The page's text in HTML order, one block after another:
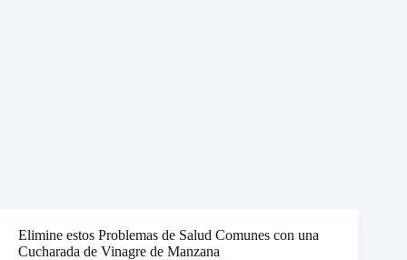
Elimine estos Problemas de Salud Comunes con una
Cucharada de Vinagre de Manzana